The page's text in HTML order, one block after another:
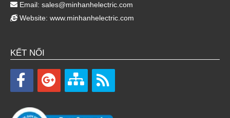
Email: sales@minhanhelectric.com
Website: www.minhanhelectric.com
KẾT NỐI